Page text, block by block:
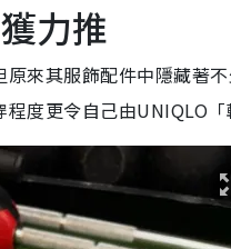
力推
來其服飾配件中隱藏著
度更令自己由UNIQLO